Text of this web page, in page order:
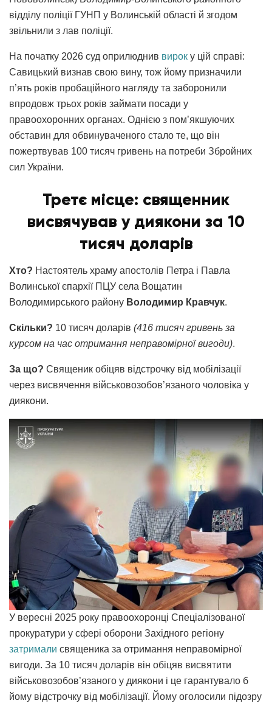
відділу поліції ГУНП у Волинській області й згодом
звільнили з лав поліції.
На початку 2026 суд оприлюднив вирок у цій справі:
Савицький визнав свою вину, тож йому призначили
п’ять років пробаційного нагляду та заборонили
впродовж трьох років займати посади у
правоохоронних органах. Однією з пом’якшуючих
обставин для обвинуваченого стало те, що він
пожертвував 100 тисяч гривень на потреби Збройних
сил України.
Третє місце: священник
висвячував у диякони за 10
тисяч доларів
Хто? Настоятель храму апостолів Петра і Павла
Волинської єпархії ПЦУ села Вощатин
Володимирського району Володимир Кравчук.
Скільки? 10 тисяч доларів (416 тисяч гривень за
курсом на час отримання неправомірної вигоди).
За що? Священик обіцяв відстрочку від мобілізації
через висвячення військовозобов’язаного чоловіка у
диякони.
У вересні 2025 року правоохоронці Спеціалізованої
прокуратури у сфері оборони Західного регіону
затримали священика за отримання неправомірної
вигоди. За 10 тисяч доларів він обіцяв висвятити
військовозобов’язаного у диякони і це гарантувало б
йому відстрочку від мобілізації. Йому оголосили підозру